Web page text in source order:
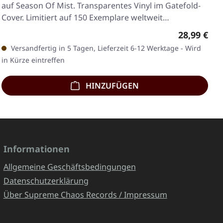
auf Season Of Mist. Transparentes Vinyl im Gatefold-
Cover. Limitiert auf 150 Exemplare weltweit…
Regulärer
28,99 €
Versandfertig in 5 Tagen, Lieferzeit 6-12 Werktage - Wird
in Kürze eintreffen
HINZUFÜGEN
Informationen
Allgemeine Geschäftsbedingungen
Datenschutzerklärung
Über Supreme Chaos Records / Impressum